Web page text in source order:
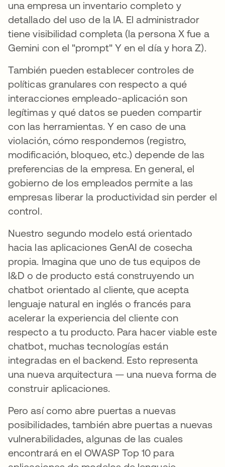
una empresa un inventario completo y
detallado del uso de la IA. El administrador
tiene visibilidad completa (la persona X fue a
Gemini con el "prompt" Y en el día y hora Z).
También pueden establecer controles de
políticas granulares con respecto a qué
interacciones empleado-aplicación son
legítimas y qué datos se pueden compartir
con las herramientas. Y en caso de una
violación, cómo respondemos (registro,
modificación, bloqueo, etc.) depende de las
preferencias de la empresa. En general, el
gobierno de los empleados permite a las
empresas liberar la productividad sin perder el
control.
Nuestro segundo modelo está orientado
hacia las aplicaciones GenAI de cosecha
propia. Imagina que uno de tus equipos de
I&D o de producto está construyendo un
chatbot orientado al cliente, que acepta
lenguaje natural en inglés o francés para
acelerar la experiencia del cliente con
respecto a tu producto. Para hacer viable este
chatbot, muchas tecnologías están
integradas en el backend. Esto representa
una nueva arquitectura — una nueva forma de
construir aplicaciones.
Pero así como abre puertas a nuevas
posibilidades, también abre puertas a nuevas
vulnerabilidades, algunas de las cuales
encontrará en el OWASP Top 10 para